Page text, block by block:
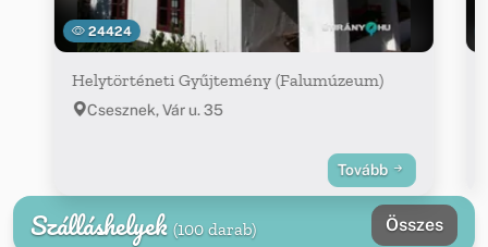
24424
Helytörténeti Gyűjtemény (Falumúzeum)
Csesznek, Vár u. 35
Tovább
Szálláshelyek (100 darab) Összes